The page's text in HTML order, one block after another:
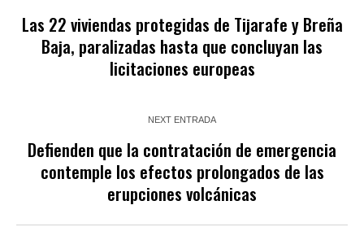
Las 22 viviendas protegidas de Tijarafe y Breña
Baja, paralizadas hasta que concluyan las
licitaciones europeas
NEXT ENTRADA
Defienden que la contratación de emergencia
contemple los efectos prolongados de las
erupciones volcánicas